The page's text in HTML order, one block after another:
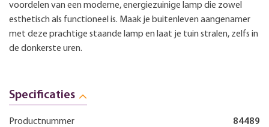
voordelen van een moderne, energiezuinige lamp die zowel
esthetisch als functioneel is. Maak je buitenleven aangenamer
met deze prachtige staande lamp en laat je tuin stralen, zelfs in
de donkerste uren.
Specificaties
Productnummer 84489